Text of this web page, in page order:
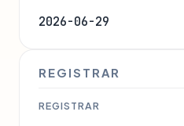
2026-06-29
REGISTRAR
REGISTRAR